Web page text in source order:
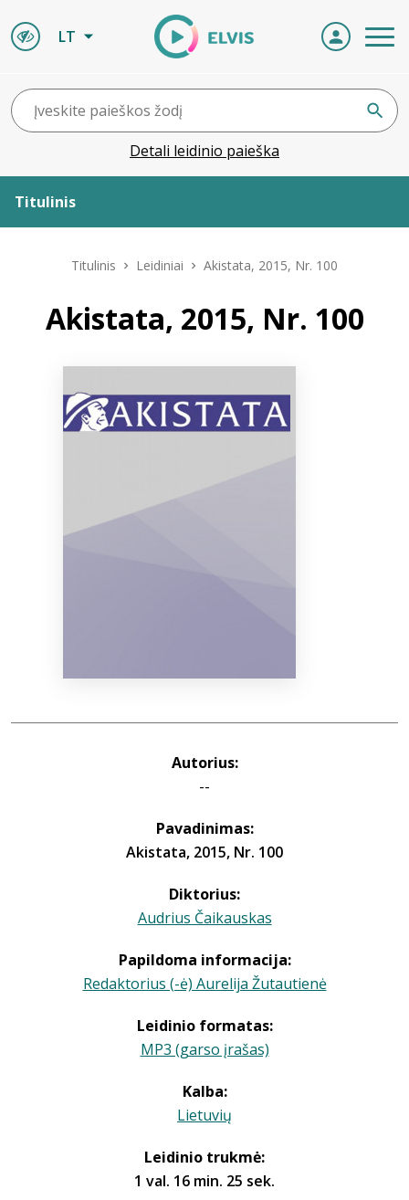
LT
Detali leidinio paieška
Titulinis
Leidiniai
Naujienos
Titulinis Leidiniai Akistata, 2015, Nr. 100
Akistata, 2015, Nr. 100
Autorius:
--
Pavadinimas:
Akistata, 2015, Nr. 100
Diktorius:
Audrius Čaikauskas
Papildoma informacija:
Redaktorius (-ė) Aurelija Žutautienė
Leidinio formatas:
MP3 (garso įrašas)
Kalba:
Lietuvių
Leidinio trukmė:
1 val. 16 min. 25 sek.